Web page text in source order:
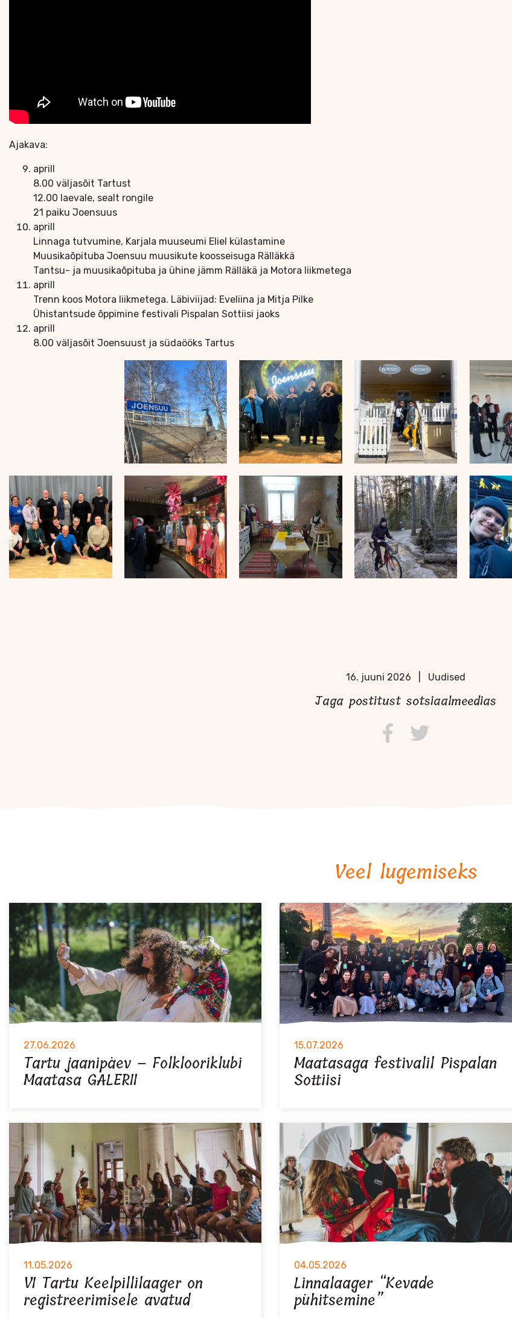
Ajakava:
aprill
8.00 väljasõit Tartust
12.00 laevale, sealt rongile
21 paiku Joensuus
aprill
Linnaga tutvumine, Karjala muuseumi Eliel külastamine
Muusikaõpituba Joensuu muusikute koosseisuga Rälläkkä
Tantsu- ja muusikaõpituba ja ühine jämm Rälläkä ja Motora liikmetega
aprill
Trenn koos Motora liikmetega. Läbiviijad: Eveliina ja Mitja Pilke
Ühistantsude õppimine festivali Pispalan Sottiisi jaoks
aprill
8.00 väljasõit Joensuust ja südaööks Tartus
16. juuni 2026 Uudised
Jaga postitust sotsiaalmeedias
Veel lugemiseks
27.06.2026
Tartu jaanipäev – Folklooriklubi
Maatasa GALERII
15.07.2026
Maatasaga festivalil Pispalan
Sottiisi
11.05.2026
VI Tartu Keelpillilaager on
registreerimisele avatud
04.05.2026
Linnalaager “Kevade
pühitsemine”